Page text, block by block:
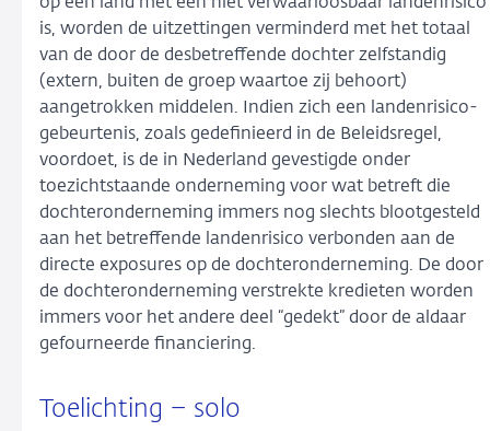
is, worden de uitzettingen verminderd met het totaal
van de door de desbetreffende dochter zelfstandig
(extern, buiten de groep waartoe zij behoort)
aangetrokken middelen. Indien zich een landenrisico-
gebeurtenis, zoals gedefinieerd in de Beleidsregel,
voordoet, is de in Nederland gevestigde onder
toezichtstaande onderneming voor wat betreft die
dochteronderneming immers nog slechts blootgesteld
aan het betreffende landenrisico verbonden aan de
directe exposures op de dochteronderneming. De door
de dochteronderneming verstrekte kredieten worden
immers voor het andere deel “gedekt” door de aldaar
gefourneerde financiering.
Toelichting – solo